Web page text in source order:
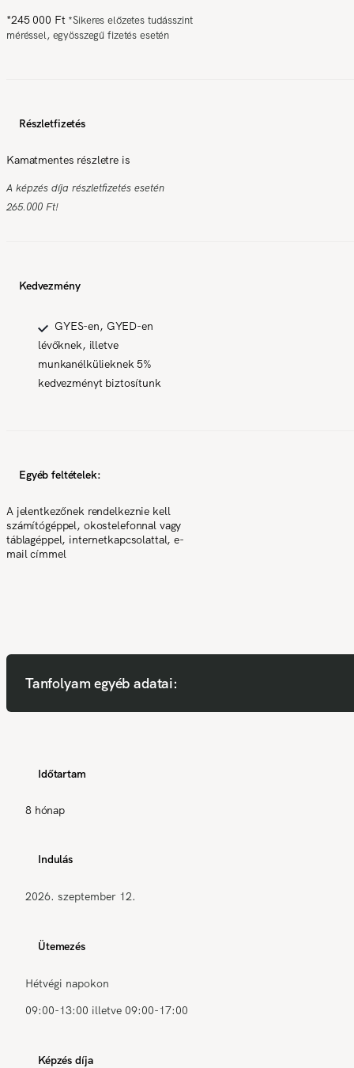
*245 000 Ft *Sikeres előzetes tudásszint
méréssel, egyösszegű fizetés esetén
Részletfizetés
Kamatmentes részletre is
A képzés díja részletfizetés esetén
265.000 Ft!
Kedvezmény
GYES-en, GYED-en
lévőknek, illetve
munkanélkülieknek 5%
kedvezményt biztosítunk
Egyéb feltételek:
A jelentkezőnek rendelkeznie kell
számítógéppel, okostelefonnal vagy
táblagéppel, internetkapcsolattal, e-
mail címmel
Tanfolyam egyéb adatai:
Időtartam
8 hónap
Indulás
2026. szeptember 12.
Ütemezés
Hétvégi napokon
09:00-13:00 illetve 09:00-17:00
Képzés díja